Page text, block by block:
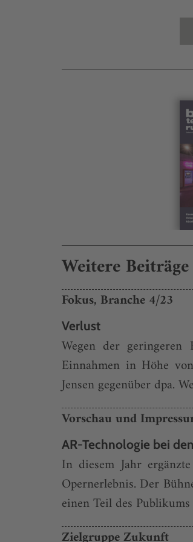
Weitere Beiträge
Fokus, Branche 4/23
Verlust
Wegen der geringeren
Einnahmen in Höhe
Jensen gegenüber dpa.
Vorschau und
AR-Technologie bei
In diesem Jahr
Opernerlebnis. Der
einen Teil des
Zielgruppe Zukunft